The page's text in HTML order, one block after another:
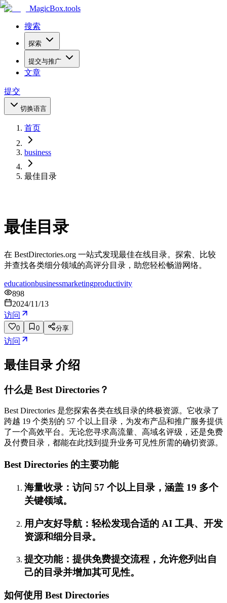
MagicBox.tools
搜索
探索
提交与推广
文章
提交
切换语言
首页
business
最佳目录
最佳目录
在 BestDirectories.org 一站式发现最佳在线目录。探索、比较
并查找各类细分领域的高评分目录，助您轻松畅游网络。
educationbusinessmarketingproductivity
898
2024/11/13
访问
0 0 分享
访问
最佳目录 介绍
什么是 Best Directories？
Best Directories 是您探索各类在线目录的终极资源。它收录了
跨越 19 个类别的 57 个以上目录，为发布产品和推广服务提供
了一个高效平台。无论您寻求高流量、高域名评级，还是免费
及付费目录，都能在此找到提升业务可见性所需的确切资源。
Best Directories 的主要功能
海量收录：访问 57 个以上目录，涵盖 19 多个
关键领域。
用户友好导航：轻松发现合适的 AI 工具、开发
资源和细分目录。
提交功能：提供免费提交流程，允许您列出自
己的目录并增加其可见性。
如何使用 Best Directories